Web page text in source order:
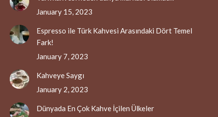
January 15, 2023
Espresso ile Türk Kahvesi Arasındaki Dört Temel
Fark!
January 7, 2023
Kahveye Saygı
January 2, 2023
Dünyada En Çok Kahve İçilen Ülkeler